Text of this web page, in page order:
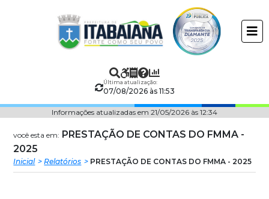
Prefeitura
Municipal
Itabaiana
Última atualização:
07/08/2026 às 11:53
Informações atualizadas em 21/05/2026 às 12:34
você esta em: PRESTAÇÃO DE CONTAS DO FMMA -
2025
Inicial Relatórios PRESTAÇÃO DE CONTAS DO FMMA - 2025